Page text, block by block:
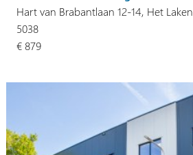
Hart van Brabantlaan 12-14, Het Laken
5038
€ 879